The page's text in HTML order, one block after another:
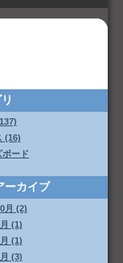
(16)
ボード
ーカイブ
月 (2)
(1)
(1)
(3)